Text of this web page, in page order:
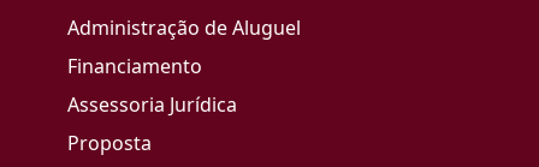
Administração de Aluguel
Financiamento
Assessoria Jurídica
Proposta